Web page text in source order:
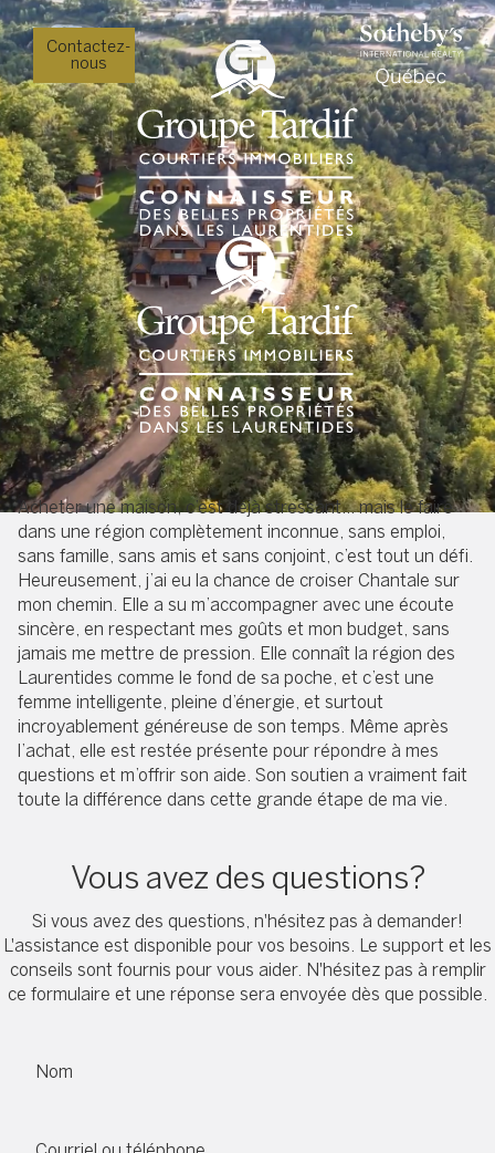
Contactez-
nous
Acheter une maison, c’est déjà stressant… mais le faire
dans une région complètement inconnue, sans emploi,
sans famille, sans amis et sans conjoint, c’est tout un défi.
Heureusement, j’ai eu la chance de croiser Chantale sur
mon chemin. Elle a su m’accompagner avec une écoute
sincère, en respectant mes goûts et mon budget, sans
jamais me mettre de pression. Elle connaît la région des
Laurentides comme le fond de sa poche, et c’est une
femme intelligente, pleine d’énergie, et surtout
incroyablement généreuse de son temps. Même après
l’achat, elle est restée présente pour répondre à mes
questions et m’offrir son aide. Son soutien a vraiment fait
toute la différence dans cette grande étape de ma vie.
Vous avez des questions?
Si vous avez des questions, n'hésitez pas à demander!
L'assistance est disponible pour vos besoins. Le support et les
conseils sont fournis pour vous aider. N'hésitez pas à remplir
ce formulaire et une réponse sera envoyée dès que possible.
Nom